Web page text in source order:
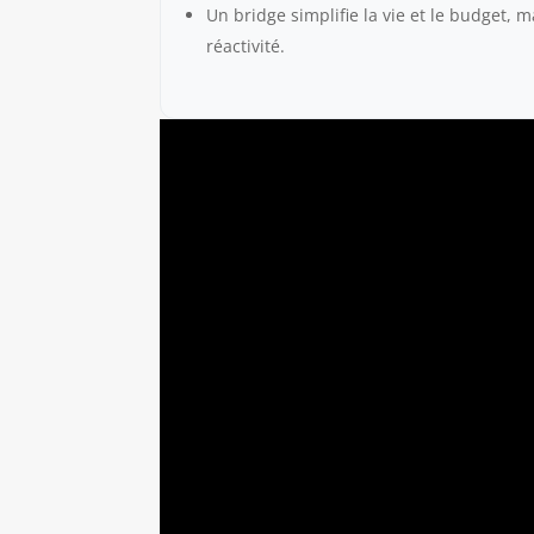
Un bridge simplifie la vie et le budget,
réactivité.